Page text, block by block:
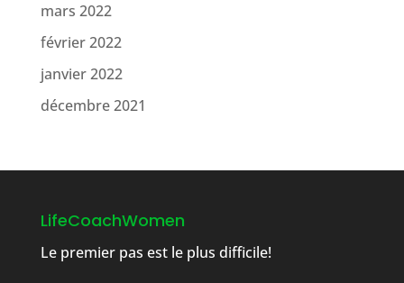
mars 2022
février 2022
janvier 2022
décembre 2021
LifeCoachWomen
Le premier pas est le plus difficile!